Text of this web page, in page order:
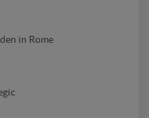
in Rome